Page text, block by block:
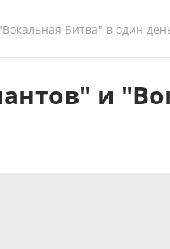
Битва" в один
и